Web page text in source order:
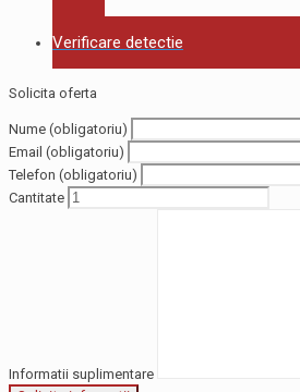
Verificare detectie
Solicita oferta
Nume (obligatoriu)
Email (obligatoriu)
Telefon (obligatoriu)
Cantitate
Informatii suplimentare